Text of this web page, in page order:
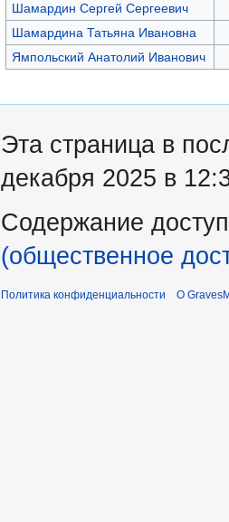
Шамардин Сергей Сергеевич
Шамардина Татьяна Ивановна
Ямпольский Анатолий Иванович
Эта страница в
декабря 2025 в
Содержание
(общественное
Политика конфиденциальности О